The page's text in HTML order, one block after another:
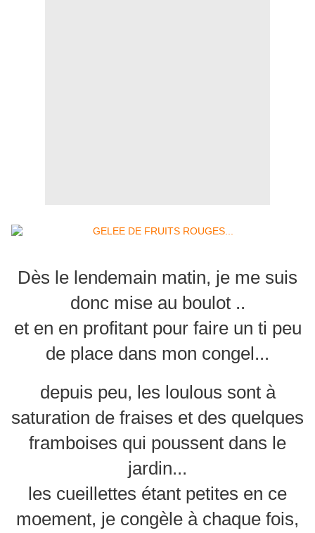
Dès le lendemain matin, je me suis
donc mise au boulot ..
et en en profitant pour faire un ti peu
de place dans mon congel...
depuis peu, les loulous sont à
saturation de fraises et des quelques
framboises qui poussent dans le
jardin...
les cueillettes étant petites en ce
moement, je congèle à chaque fois,